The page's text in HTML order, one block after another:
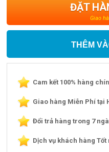
ĐẶT
Giao
THÊM
Cam kết 100% hàng
Giao hàng Miễn Phí tại
Đổi trả hàng trong 7
Dịch vụ khách hàng Tốt